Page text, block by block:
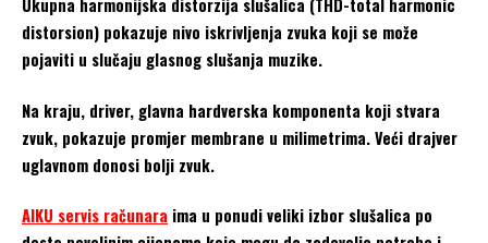
Ukupna harmonijska distorzija slušalica (THD-total harmonic
distorsion) pokazuje nivo iskrivljenja zvuka koji se može
pojaviti u slučaju glasnog slušanja muzike.
Na kraju, driver, glavna hardverska komponenta koji stvara
zvuk, pokazuje promjer membrane u milimetrima. Veći drajver
uglavnom donosi bolji zvuk.
AIKU servis računara ima u ponudi veliki izbor slušalica po